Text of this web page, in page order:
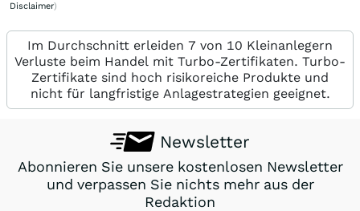
Disclaimer)
Im Durchschnitt erleiden 7 von 10 Kleinanlegern
Verluste beim Handel mit Turbo-Zertifikaten. Turbo-
Zertifikate sind hoch risikoreiche Produkte und
nicht für langfristige Anlagestrategien geeignet.
Newsletter
Abonnieren Sie unsere kostenlosen Newsletter
und verpassen Sie nichts mehr aus der
Redaktion